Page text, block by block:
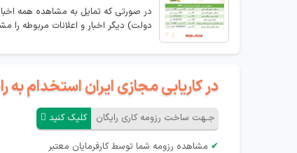
در صورتی که تمایل به مشاهده همه
دولت) دیگر اخبار و اعلانات مربوطه را
در کاریابی مجازی ایران استخدام
جـهت ساخت رزومه کاری رایگان کلیک کنید
✔ مشاهده رزومه شما توسط کارفرمایان معتبر